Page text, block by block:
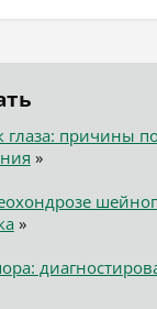
причины
»
»